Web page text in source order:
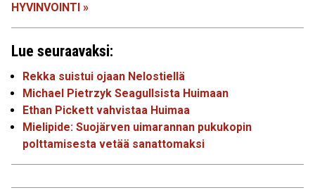
HYVINVOINTI »
Lue seuraavaksi:
Rekka suistui ojaan Nelostiellä
Michael Pietrzyk Seagullsista Huimaan
Ethan Pickett vahvistaa Huimaa
Mielipide: Suojärven uimarannan pukukopin
polttamisesta vetää sanattomaksi